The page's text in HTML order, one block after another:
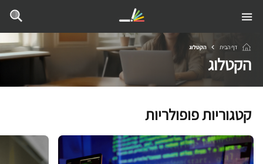
דף הבית הקטלוג
הקטלוג
קטגוריות פופולריות